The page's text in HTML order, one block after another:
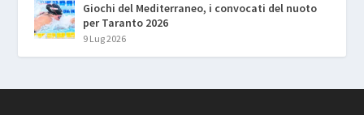
Giochi del Mediterraneo, i convocati del nuoto
per Taranto 2026
9 Lug 2026